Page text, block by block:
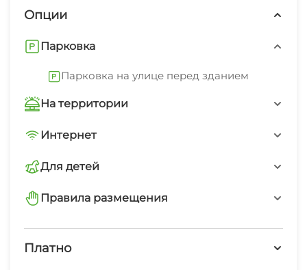
Опции
Парковка
Парковка на улице перед зданием
На территории
Трансфер платно
Интернет Wi-Fi
Детский бассейн
Мангал/барбекю
Интернет
Wi-Fi интернет на всей территории
Для детей
стульчики для кормления
Правила размещения
запрещено курить
Платно